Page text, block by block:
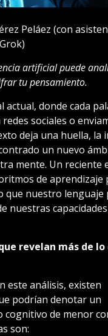
Peláez (con
artificial puede
tu pensamiento.
actual, donde cada
sociales o
deja una huella, la
un nuevo
mente. Un reciente
de aprendizaje
que nuestro lenguaje
nuestras capacidades
revelan más de lo
este análisis, existen
podrían denotar un
cognitivo de menor
son: